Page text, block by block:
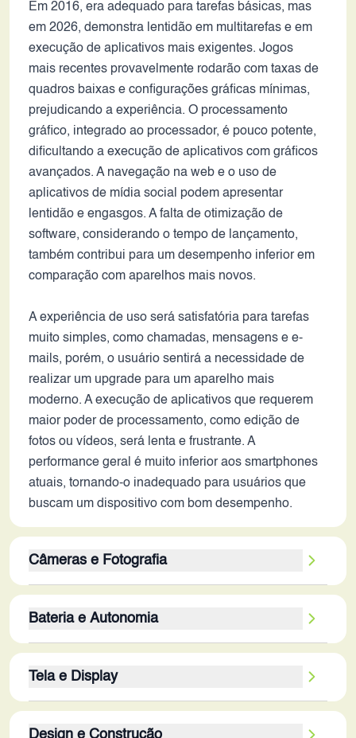
Em 2016, era adequado para tarefas básicas, mas
em 2026, demonstra lentidão em multitarefas e em
execução de aplicativos mais exigentes. Jogos
mais recentes provavelmente rodarão com taxas de
quadros baixas e configurações gráficas mínimas,
prejudicando a experiência. O processamento
gráfico, integrado ao processador, é pouco potente,
dificultando a execução de aplicativos com gráficos
avançados. A navegação na web e o uso de
aplicativos de mídia social podem apresentar
lentidão e engasgos. A falta de otimização de
software, considerando o tempo de lançamento,
também contribui para um desempenho inferior em
comparação com aparelhos mais novos.
A experiência de uso será satisfatória para tarefas
muito simples, como chamadas, mensagens e e-
mails, porém, o usuário sentirá a necessidade de
realizar um upgrade para um aparelho mais
moderno. A execução de aplicativos que requerem
maior poder de processamento, como edição de
fotos ou vídeos, será lenta e frustrante. A
performance geral é muito inferior aos smartphones
atuais, tornando-o inadequado para usuários que
buscam um dispositivo com bom desempenho.
Câmeras e Fotografia
embora adequadas para a época do lançamento,
são limitadas para os padrões atuais. A ausência de
em fotos e vídeos tremidos, especialmente em
condições de baixa luminosidade. A qualidade das
imagens será inferior em comparação com os
Bateria e Autonomia
capacidade em 2016, oferecendo uma autonomia
razoável. Em 2026, ainda pode proporcionar um dia
Tela e Display
Design e Construção